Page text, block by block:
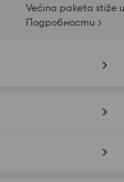
Većina paketa stiže
Подробности >